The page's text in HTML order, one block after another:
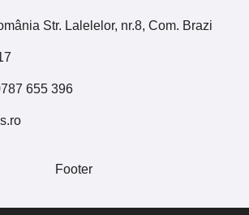
Str. Lalelelor, nr.8, Com. Brazi
655 396